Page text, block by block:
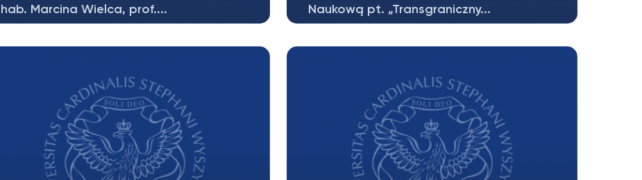
hab. Marcina Wielca, prof....
badawczego – Sieci Profesorskiej Europy...
Naukową pt. „Transgraniczny...
wtorek) odbędzie się (w...